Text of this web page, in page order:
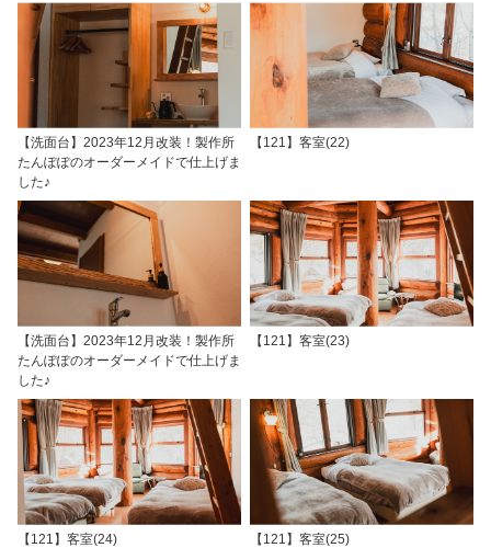
【洗面台】2023年12月改装！製作所
たんぽぽのオーダーメイドで仕上げま
した♪
【121】客室(22)
【洗面台】2023年12月改装！製作所
たんぽぽのオーダーメイドで仕上げま
した♪
【121】客室(23)
【121】客室(24) 【121】客室(25)